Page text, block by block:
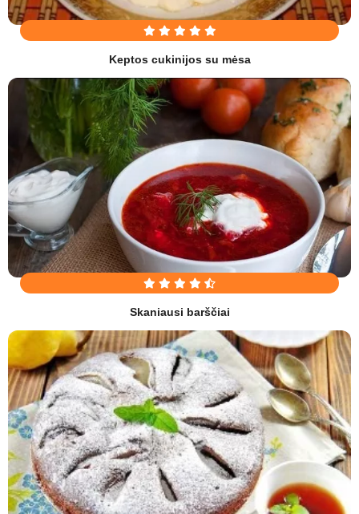
Keptos cukinijos su mėsa
Skaniausi barščiai